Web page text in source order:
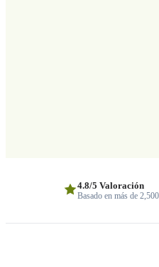
4.8/5 Valoración
Basado en más de